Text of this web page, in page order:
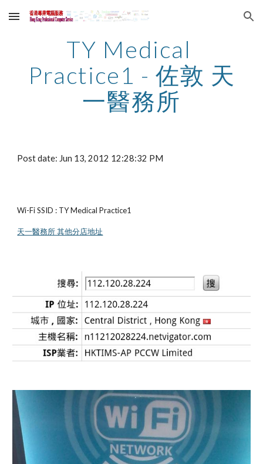
Skip to main content Skip to navigation
TY Medical
Practice1 - 佐敦 天
一醫務所
Post date: Jun 13, 2012 12:28:32 PM
Wi-Fi SSID : TY Medical Practice1
天一醫務所 其他分店地址